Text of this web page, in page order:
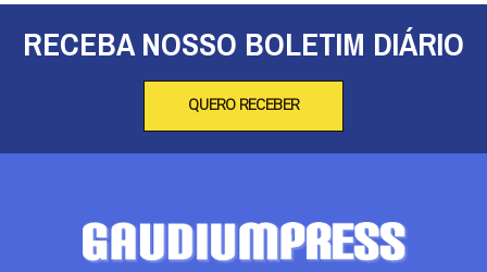
RECEBA NOSSO BOLETIM DIÁRIO
QUERO RECEBER